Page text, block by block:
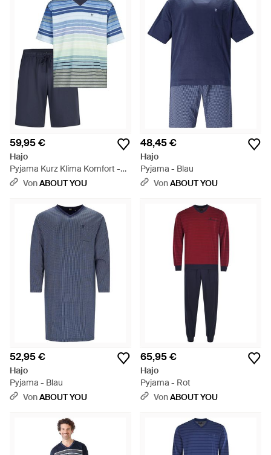
59,95 €
Hajo
Pyjama Kurz Klima Komfort -
BlauVonABOUT YOU
48,45 €
Hajo
Pyjama - Blau
VonABOUT YOU
52,95 €
Hajo
Pyjama - Blau
VonABOUT YOU
65,95 €
Hajo
Pyjama - Rot
VonABOUT YOU